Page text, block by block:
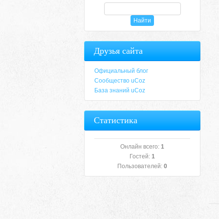
Etiam porttitor augue
Друзья сайта
Официальный блог
Сообщество uCoz
База знаний uCoz
Статистика
Онлайн всего: 1
Гостей: 1
Пользователей: 0